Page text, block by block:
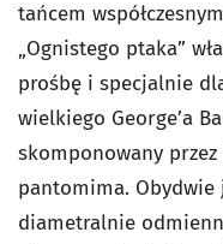
tańcem
„Ognistego ptaka”
prośbę i specjalnie
wielkiego George’a
skomponowany
pantomima.
diametralnie